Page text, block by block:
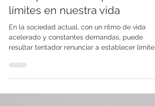
Psicología
La importancia de poner
límites en nuestra vida
En la sociedad actual, con un ritmo de vida